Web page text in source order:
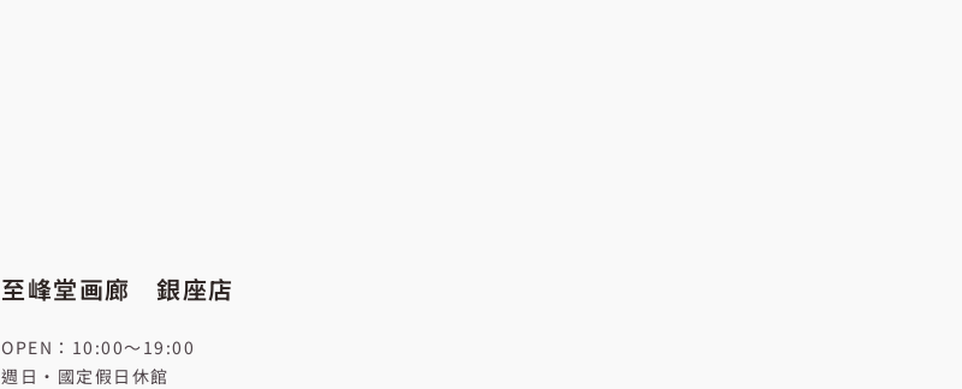
至峰堂画廊 銀座店
OPEN：10:00〜19:00
週日·國定假日休館